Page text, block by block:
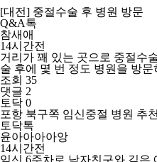
[대전] 중절수술 후 병원 방문
Q&A톡
참새애
14시간전
거리가 꽤 있는 곳으로 중절수
술 후에 몇 번 정도 병원을 방문
조회 35
댓글 2
토닥 0
포항 북구쪽 임신중절 병원 추
토닥톡
윤아아아아앙
14시간전
임신 6주차로 남자친구와 깊은